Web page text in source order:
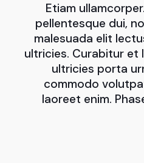
Etiam
pellentesque dui,
malesuada elit
ultricies. Curabitur et
ultricies porta
commodo
laoreet enim.